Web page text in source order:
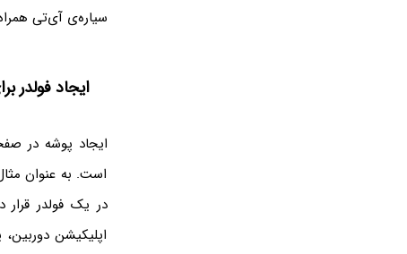
سیاره‌ی آی‌تی
ایجاد فولدر
ایجاد پوشه در
است. به عنوان
در یک فولدر
اپلیکیشن